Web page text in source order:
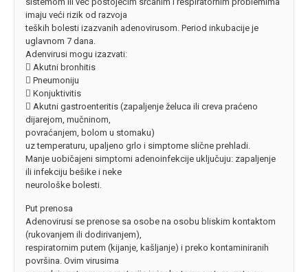
imaju veći rizik od razvoja
teških bolesti izazvanih adenovirusom. Period inkubacije je
uglavnom 7 dana.
Adenvirusi mogu izazvati:
 Akutni bronhitis
 Pneumoniju
 Konjuktivitis
 Akutni gastroenteritis (zapaljenje želuca ili creva praćeno
dijarejom, mučninom,
povraćanjem, bolom u stomaku)
uz temperaturu, upaljeno grlo i simptome slične prehladi.
Manje uobičajeni simptomi adenoinfekcije uključuju: zapaljenje
ili infekciju bešike i neke
neurološke bolesti.
Put prenosa
Adenovirusi se prenose sa osobe na osobu bliskim kontaktom
(rukovanjem ili dodirivanjem),
respiratornim putem (kijanje, kašljanje) i preko kontaminiranih
površina. Ovim virusima